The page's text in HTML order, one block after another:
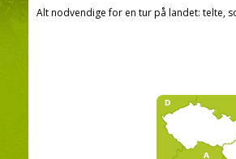
Alt nodvendige for en tur på landet: telte,